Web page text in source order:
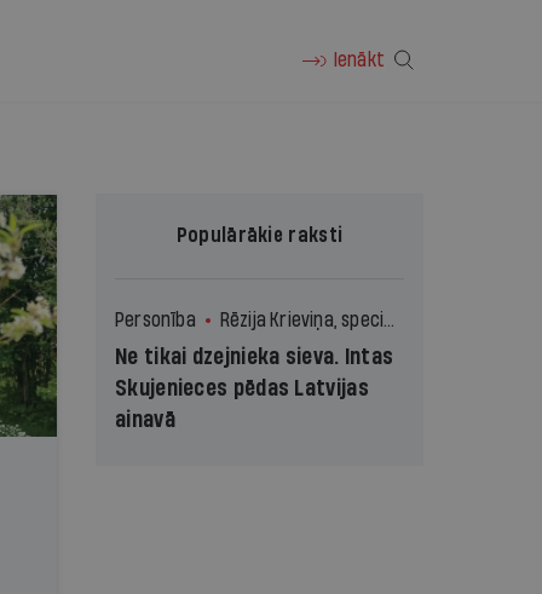
Ienākt
Populārākie raksti
Personība Rēzija Krieviņa, speciāli Ir
Ne tikai dzejnieka sieva. Intas
Skujenieces pēdas Latvijas
ainavā